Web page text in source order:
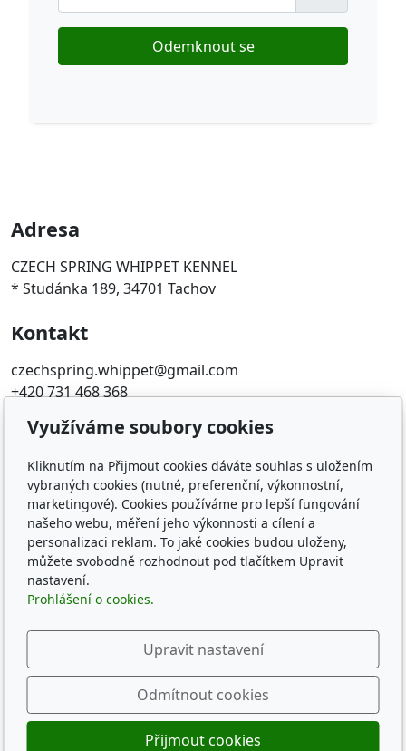
Odemknout se
Adresa
CZECH SPRING WHIPPET KENNEL
* Studánka 189, 34701 Tachov
Kontakt
czechspring.whippet@gmail.com
+420 731 468 368
Oblíbené odkazy
ČMKU
Whippet Fun Club
KCHCHADP
Klub chovatelov chrtov
The whippets archives
Sledujte nás
© 2026CZECH SPRING WHIPPET KENNEL
Běží nainPages AI
Využíváme soubory cookies
Kliknutím na Přijmout cookies dáváte souhlas s uložením
vybraných cookies (nutné, preferenční, výkonnostní,
marketingové). Cookies používáme pro lepší fungování
našeho webu, měření jeho výkonnosti a cílení a
personalizaci reklam. To jaké cookies budou uloženy,
můžete svobodně rozhodnout pod tlačítkem Upravit
nastavení.
Prohlášení o cookies.
Upravit nastavení
Odmítnout cookies
Přijmout cookies